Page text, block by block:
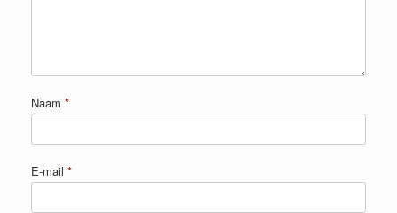
Naam *
E-mail *